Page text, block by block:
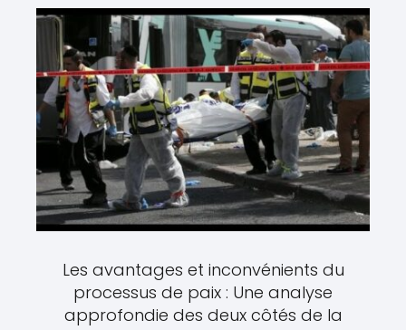
Les avantages et inconvénients du
processus de paix : Une analyse
approfondie des deux côtés de la